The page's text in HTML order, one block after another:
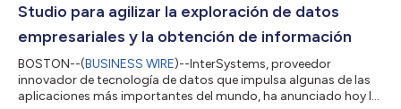
Studio para agilizar la exploración de datos
empresariales y la obtención de información
BOSTON--(BUSINESS WIRE)--InterSystems, proveedor
innovador de tecnología de datos que impulsa algunas de las
aplicaciones más importantes del mundo, ha anunciado hoy la